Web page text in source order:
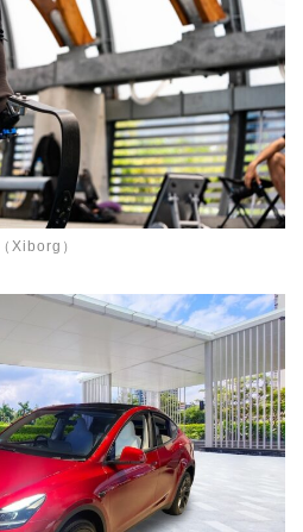
（Xiborg）